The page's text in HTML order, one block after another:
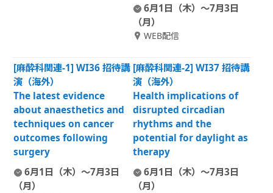
6月1日（木）～7月3日
（月）
WEB配信
[麻酔科関連-1] WI36 招待講
演（海外）
The latest evidence
about anaesthetics and
techniques on cancer
outcomes following
surgery
6月1日（木）～7月3日
（月）
[麻酔科関連-2] WI37 招待講
演（海外）
Health implications of
disrupted circadian
rhythms and the
potential for daylight as
therapy
6月1日（木）～7月3日
（月）